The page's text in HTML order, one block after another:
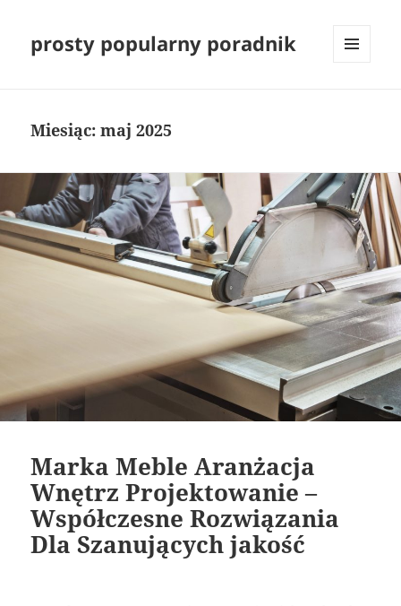
prosty popularny poradnik
Miesiąc:maj 2025
Marka Meble Aranżacja
Wnętrz Projektowanie –
Współczesne Rozwiązania
Dla Szanujących jakość